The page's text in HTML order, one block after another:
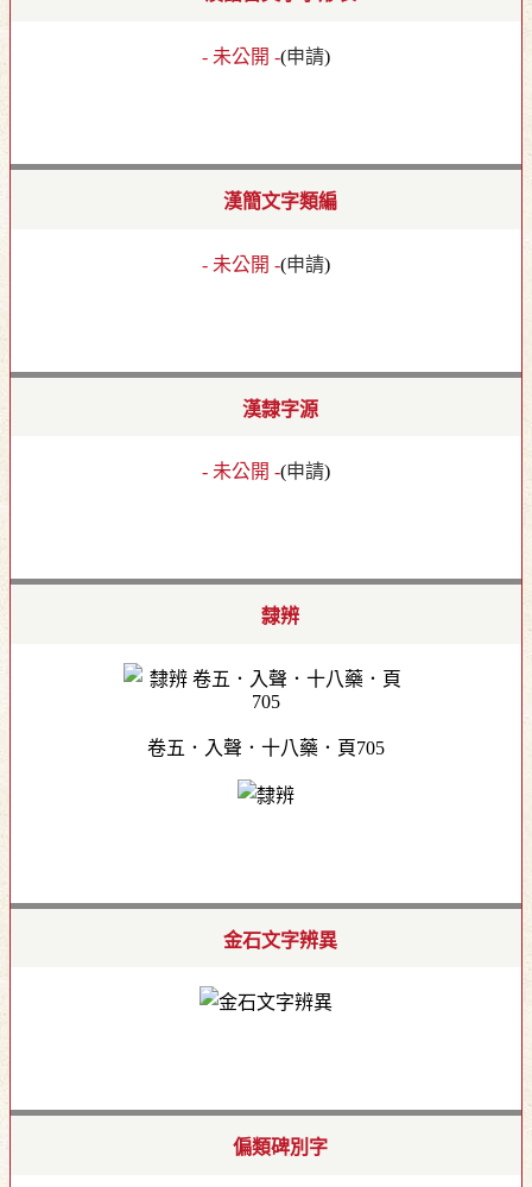
- 未公開 -(申請)
漢簡文字類編
- 未公開 -(申請)
漢隸字源
- 未公開 -(申請)
隸辨
卷五．入聲．十八藥．頁705
金石文字辨異
偏類碑別字